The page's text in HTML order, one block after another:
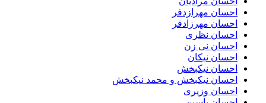
احسان مهرازدفر
احسان مهرزادفر
احسان نظری
احسان نی زن
احسان نیکان
احسان نیکبخش
احسان نیکبخش و محمد نیکبخش
احسان وزیری